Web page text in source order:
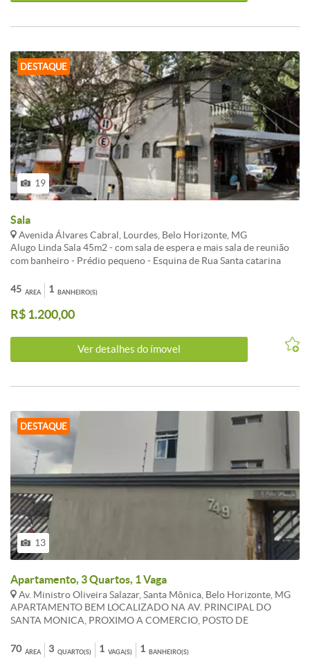
DESTAQUE
19
Sala
Avenida Álvares Cabral, Lourdes, Belo Horizonte, MG
Alugo Linda Sala 45m2 - com sala de espera e mais sala de reunião
com banheiro - Prédio pequeno - Esquina de Rua Santa catarina
Estamos finalizando as pinturas! Traga seu negocio pra cá! Prédio
de fácil acesso, podendo trabalhar a qualquer dia e horário sem
problemas. Local excelente pra trabalhar e ganhar dinheiro.
ÁREA
45 BANHEIRO(S)
1
R$ 1.200,00
Ver detalhes do ímovel
DESTAQUE
13
Apartamento, 3 Quartos, 1 Vaga
Av. Ministro Oliveira Salazar, Santa Mônica, Belo Horizonte, MG
APARTAMENTO BEM LOCALIZADO NA AV. PRINCIPAL DO
SANTA MONICA, PROXIMO A COMERCIO, POSTO DE
ÁREA
70 QUARTO(S)
3 VAGA(S)
1 BANHEIRO(S)
1